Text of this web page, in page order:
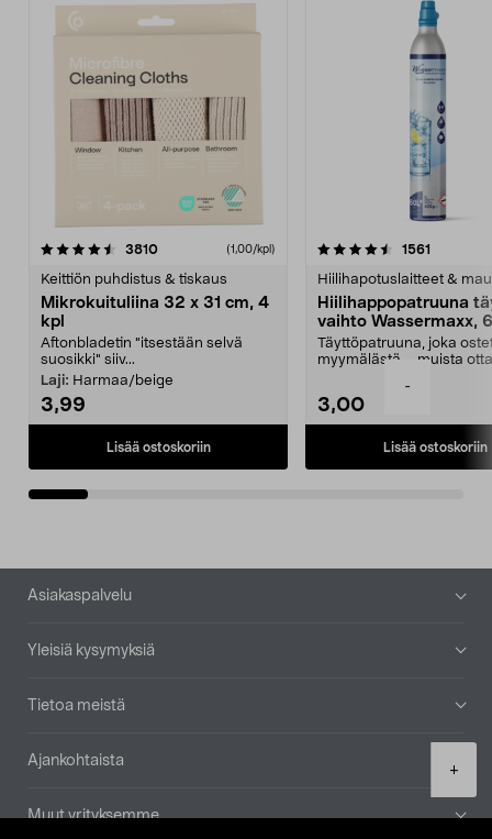
-
+
3810arvostelut (1,00/kpl)
Keittiön puhdistus & tiskaus
Mikrokuituliina 32 x 31 cm, 4
kpl
Aftonbladetin "itsestään selvä
suosikki" siiv...
Laji: Harmaa/beige
3,99
Lisää ostoskoriin
4.5viidestä
1561
Hiilihapotuslaitteet &
Hiilihappopatruuna
vaihto Wassermaxx,
Täyttöpatruuna, joka
myymälästä – muista
3,00
Lisää ostoskoriin
4.5viidestä
Alatunniste
Asiakaspalvelu
Yleisiä kysymyksiä
Tietoa meistä
Ajankohtaista
Muut yrityksemme